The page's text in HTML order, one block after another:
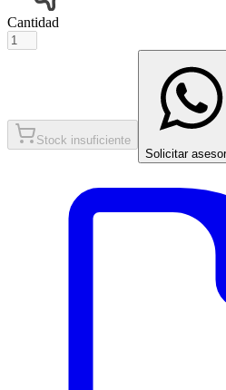
Cantidad
Stock insuficiente
Solicitar